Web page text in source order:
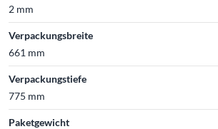
2 mm
Verpackungsbreite
661 mm
Verpackungstiefe
775 mm
Paketgewicht